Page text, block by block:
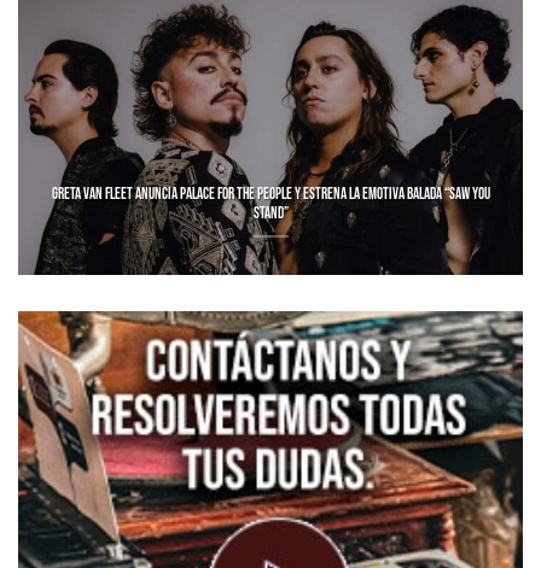
GRETA VAN FLEET ANUNCIA PALACE FOR THE PEOPLE Y ESTRENA LA EMOTIVA BALADA “SAW YOU
STAND”